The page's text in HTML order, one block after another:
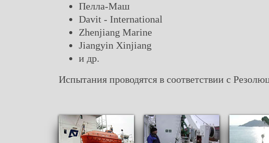
Пелла-Маш
Davit - International
Zhenjiang Marine
Jiangyin Xinjiang
и др.
Испытания проводятся в соответствии с